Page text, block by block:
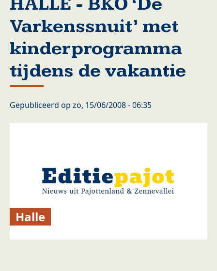
Varkenssnuit’ met
kinderprogramma
tijdens de vakantie
Gepubliceerd op zo, 15/06/2008 - 06:35
Halle